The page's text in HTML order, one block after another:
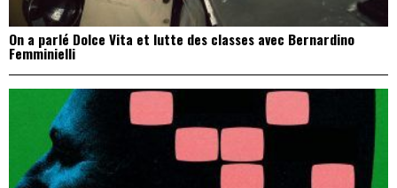
On a parlé Dolce Vita et lutte des classes avec Bernardino
Femminielli